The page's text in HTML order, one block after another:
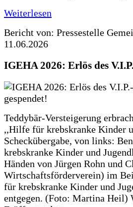
Weiterlesen
Bericht von: Pressestelle
11.06.2026
IGEHA 2026: Erlös des
Teddybär-Versteigerung
,,Hilfe für krebskranke Kinder
Scheckübergabe, von links:
krebskranke Kinder und
Händen von Jürgen Rohn und
Wirtschaftsförderverein) im
für krebskranke Kinder und
entgegen. (Foto: Martina Heil)